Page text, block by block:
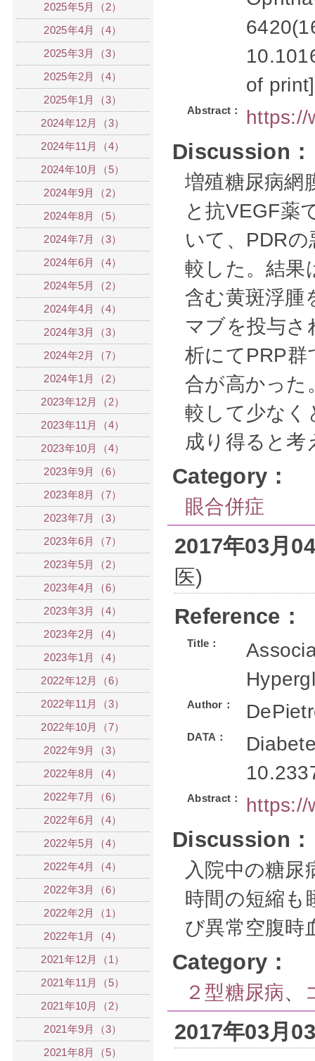
of print]
Abstract： https://
Discussion：
増殖糖尿病網
と抗VEGF薬
いて、PDR
較した。結果
含む黄斑浮腫
マブを投与
析にてPRP群
合が高かった
較して少なく
成り得ると考
Category：
眼合併症
2017年03月
医)
Reference：
Title：
Author：
DATA：
Abstract： https://
Discussion：
入院中の糖
時間の短縮も
び異常空腹時
Category：
２型糖尿病、
2017年03月
2025年5月（2）
2025年4月（4）
2025年3月（3）
2025年2月（4）
2025年1月（3）
2024年12月（3）
2024年11月（4）
2024年10月（5）
2024年9月（2）
2024年8月（5）
2024年7月（3）
2024年6月（4）
2024年5月（2）
2024年4月（4）
2024年3月（3）
2024年2月（7）
2024年1月（2）
2023年12月（2）
2023年11月（4）
2023年10月（4）
2023年9月（6）
2023年8月（7）
2023年7月（3）
2023年6月（7）
2023年5月（2）
2023年4月（6）
2023年3月（4）
2023年2月（4）
2023年1月（4）
2022年12月（6）
2022年11月（3）
2022年10月（7）
2022年9月（3）
2022年8月（4）
2022年7月（6）
2022年6月（4）
2022年5月（4）
2022年4月（4）
2022年3月（6）
2022年2月（1）
2022年1月（4）
2021年12月（1）
2021年11月（5）
2021年10月（2）
2021年9月（3）
2021年8月（5）